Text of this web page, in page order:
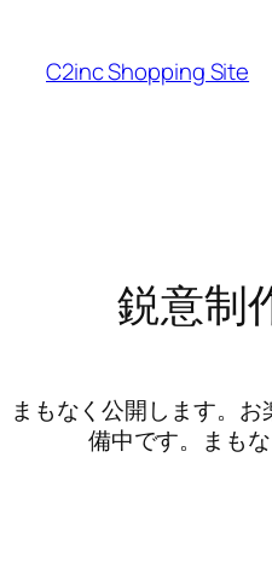
C2inc Shopping Site
鋭意制
まもなく公開します。
備中です。まも